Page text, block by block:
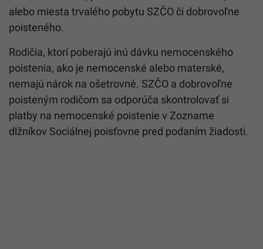
alebo miesta trvalého pobytu SZČO či dobrovoľne
poisteného.
Rodičia, ktorí poberajú inú dávku nemocenského
poistenia, ako je nemocenské alebo materské,
nemajú nárok na ošetrovné. SZČO a dobrovoľne
poisteným rodičom sa odporúča skontrolovať si
platby na nemocenské poistenie v Zozname
dlžníkov Sociálnej poisťovne pred podaním žiadosti.